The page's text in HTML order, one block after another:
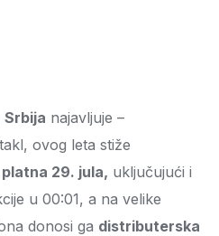
Srbija najavljuje –
ovog leta stiže
29. jula, uključujući i
u 00:01, a na velike
donosi ga distributerska